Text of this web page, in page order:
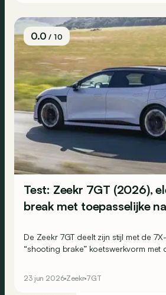
0.0/ 10
Test: Zeekr 7GT (2026),
break met toepasselijke
De Zeekr 7GT deelt zijn stijl met de
“shooting brake” koetswerkvorm met
23 jun 2026 Zeekr 7GT